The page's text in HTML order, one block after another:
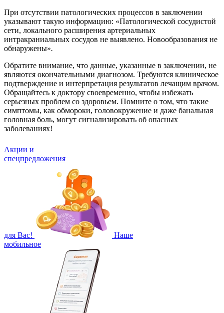
При отсутствии патологических процессов в заключении
указывают такую информацию: «Патологической сосудистой
сети, локального расширения артериальных
интракраниальных сосудов не выявлено. Новообразования не
обнаружены».
Обратите внимание, что данные, указанные в заключении, не
являются окончательными диагнозом. Требуются клиническое
подтверждение и интерпретация результатов лечащим врачом.
Обращайтесь к доктору своевременно, чтобы избежать
серьезных проблем со здоровьем. Помните о том, что такие
симптомы, как обмороки, головокружение и даже банальная
головная боль, могут сигнализировать об опасных
заболеваниях!
Акции и
спецпредложения
для Вас!
Наше
мобильное